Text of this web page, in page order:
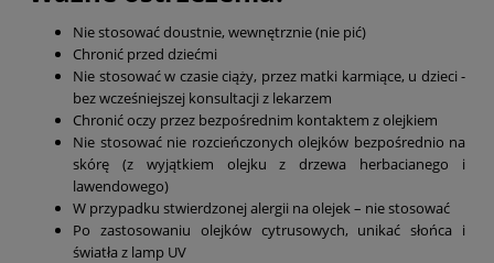
Nie stosować doustnie, wewnętrznie (nie pić)
Chronić przed dziećmi
Nie stosować w czasie ciąży, przez matki karmiące, u dzieci -
bez wcześniejszej konsultacji z lekarzem
Chronić oczy przez bezpośrednim kontaktem z olejkiem
Nie stosować nie rozcieńczonych olejków bezpośrednio na
skórę (z wyjątkiem olejku z drzewa herbacianego i
lawendowego)
W przypadku stwierdzonej alergii na olejek – nie stosować
Po zastosowaniu olejków cytrusowych, unikać słońca i
światła z lamp UV